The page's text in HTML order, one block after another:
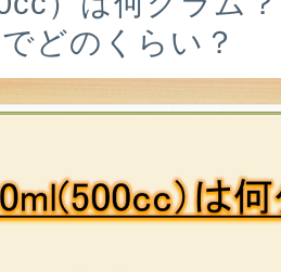
どのくらい？